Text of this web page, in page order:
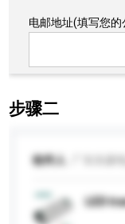
电邮地址(填写您的
步骤二
收件人
LED